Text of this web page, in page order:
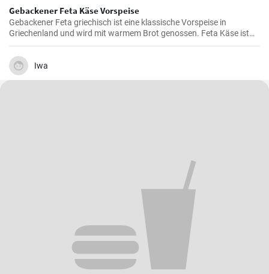
Gebackener Feta Käse Vorspeise
Gebackener Feta griechisch ist eine klassische Vorspeise in
Griechenland und wird mit warmem Brot genossen. Feta Käse ist
aus Schafsmilch und schmeckt pikant aber nicht zu salzig .
Gebackener Feta im Ofen ist besonders köstlich. Probieren sie es
aus.
Iwa